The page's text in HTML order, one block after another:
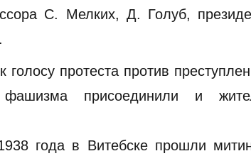
С. Мелких, Д. Голуб,
голосу протеста против
фашизма присоединили и
года в Витебске прошли